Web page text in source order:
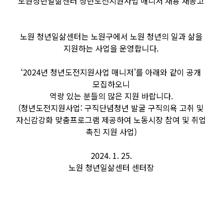
노원 청년일삶센터는 노원구에서 노원 청년의 일과 삶을
지원하는 사업을 운영합니다.
‘2024년 청년도전지원사업 매니저’를 아래와 같이 공개
모집하오니
역량 있는 분들의 많은 지원 바랍니다.
(청년도전지원사업: 구직단념청년 발굴 구직의욕 고취 및
자신감강화 맞춤프로그램 제공하여 노동시장 참여 및 취업
촉진 지원 사업)
2024. 1. 25.
노원 청년일삶센터 센터장